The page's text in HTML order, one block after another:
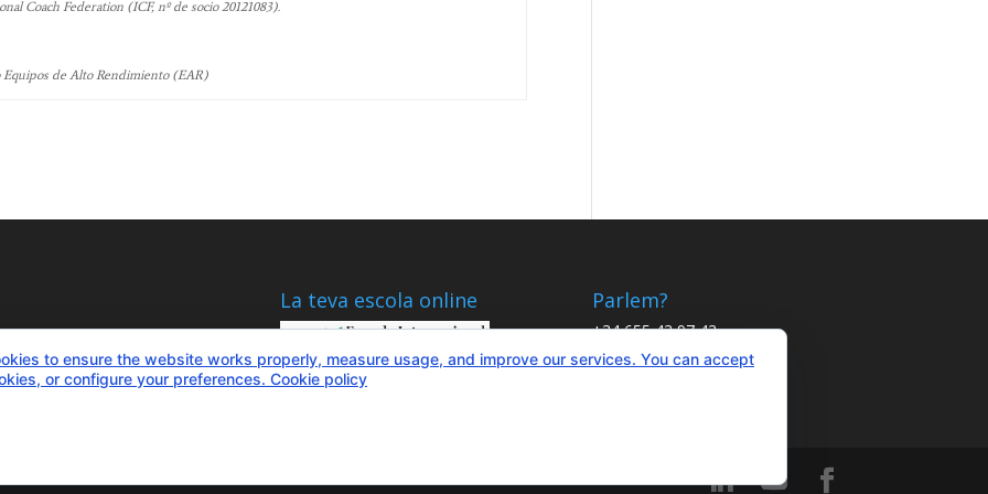
Coach Federation (ICF, nº de socio 20121083).
Equipos de Alto Rendimiento (EAR)
La teva escola online Parlem?
+34 655 43 97 43
info@optimitzat.com
to ensure the website works properly, measure usage, and improve our services. You can accept
or configure your preferences. Cookie policy